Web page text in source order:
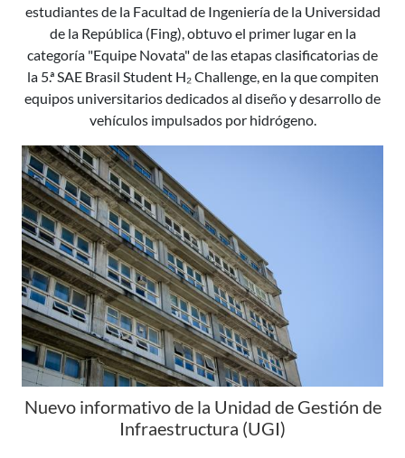
estudiantes de la Facultad de Ingeniería de la Universidad
de la República (Fing), obtuvo el primer lugar en la
categoría "Equipe Novata" de las etapas clasificatorias de
la 5.ª SAE Brasil Student H₂ Challenge, en la que compiten
equipos universitarios dedicados al diseño y desarrollo de
vehículos impulsados por hidrógeno.
Nuevo informativo de la Unidad de Gestión de
Infraestructura (UGI)